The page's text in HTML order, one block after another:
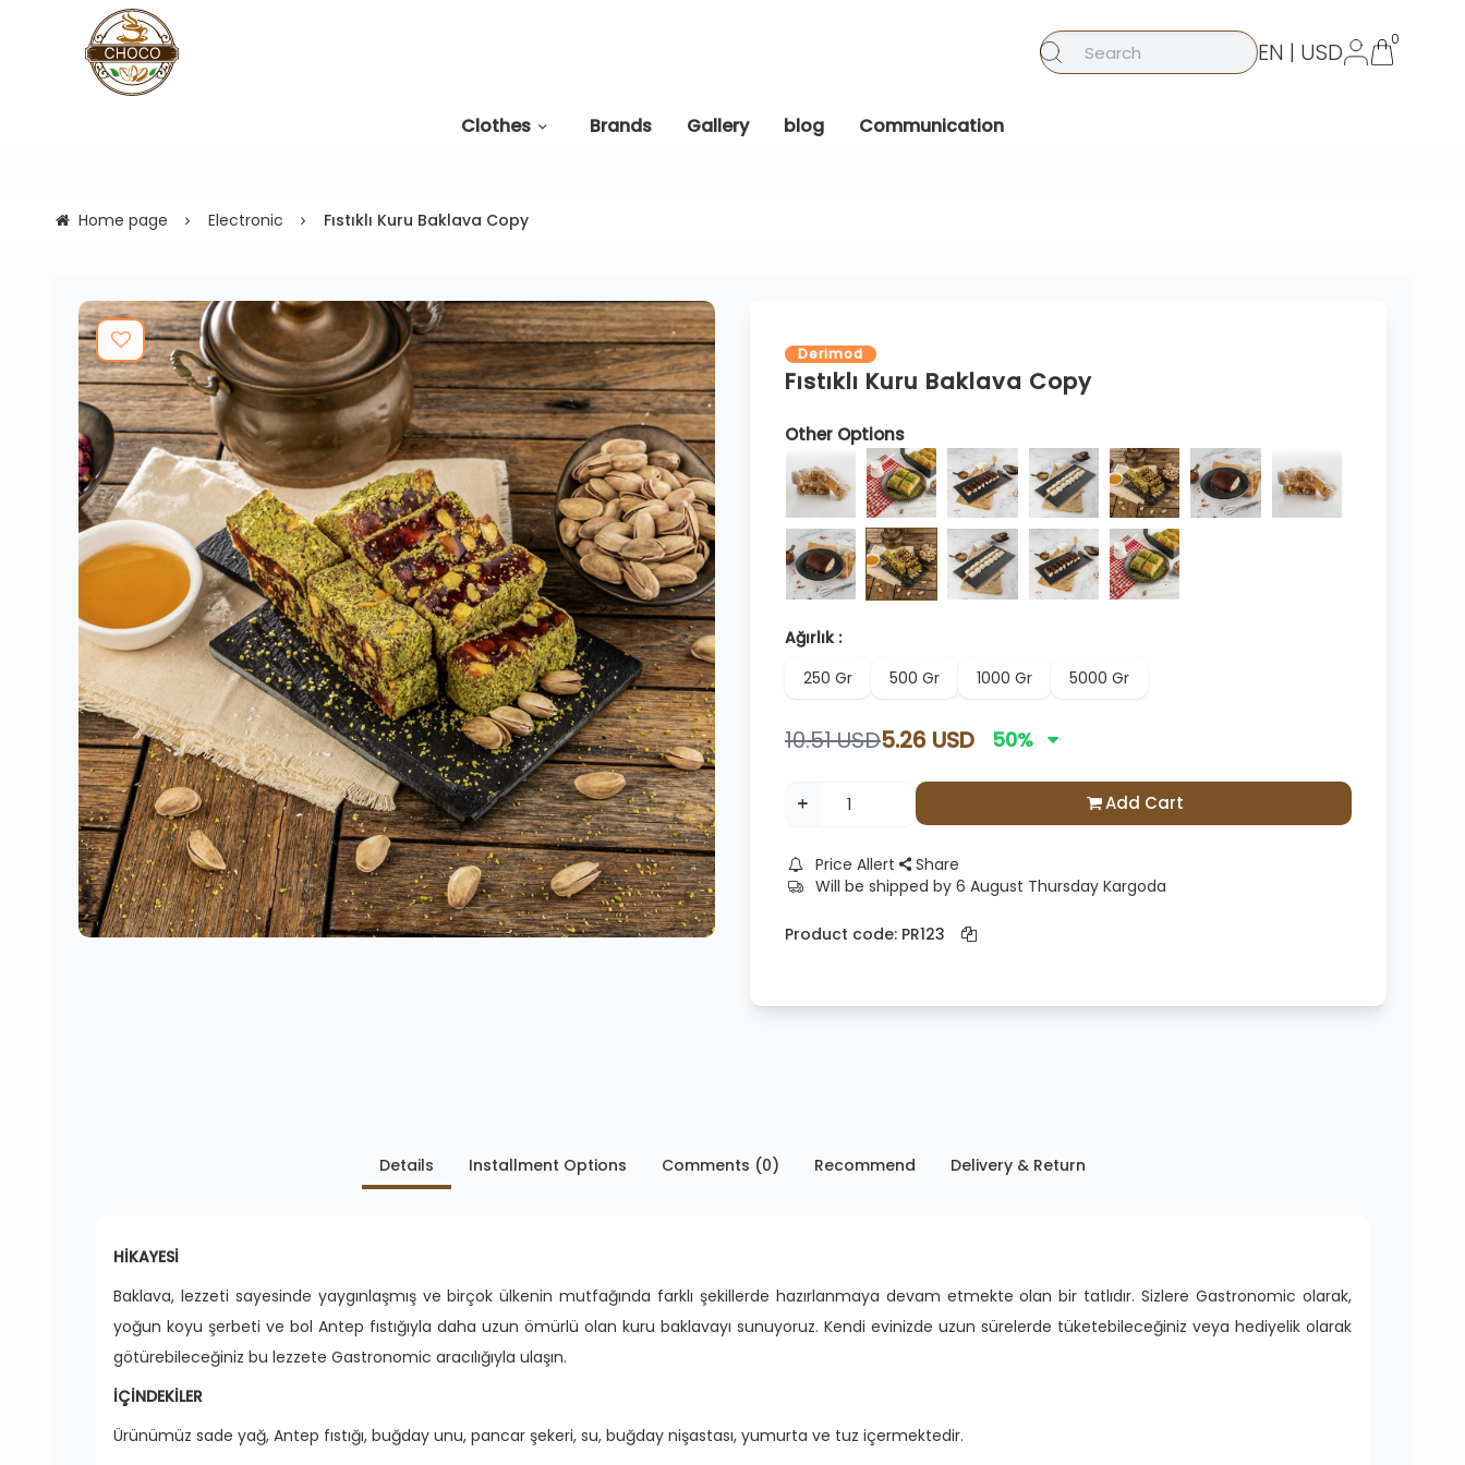
EN | USD 0
Clothes Brands Gallery blog Communication
Home page Electronic Fıstıklı Kuru Baklava Copy
Derimod
Fıstıklı Kuru Baklava Copy
Other Options
Ağırlık :
250 Gr
500 Gr 1000 Gr 5000 Gr
10.51USD5.26 USD 50%
Add Cart
Price Allert
Share
Will be shipped by 6 August Thursday Kargoda
Product code: PR123
Details Installment Options Comments (0) Recommend Delivery & Return
HİKAYESİ
Baklava, lezzeti sayesinde yaygınlaşmış ve birçok ülkenin mutfağında farklı şekillerde hazırlanmaya devam etmekte olan bir tatlıdır. Sizlere Gastronomic olarak,
yoğun koyu şerbeti ve bol Antep fıstığıyla daha uzun ömürlü olan kuru baklavayı sunuyoruz. Kendi evinizde uzun sürelerde tüketebileceğiniz veya hediyelik olarak
götürebileceğiniz bu lezzete Gastronomic aracılığıyla ulaşın.
İÇİNDEKİLER
Ürünümüz sade yağ, Antep fıstığı, buğday unu, pancar şekeri, su, buğday nişastası, yumurta ve tuz içermektedir.